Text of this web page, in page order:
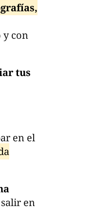
y con
tus
en el
en